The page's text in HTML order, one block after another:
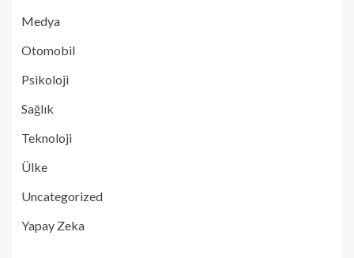
Medya
Otomobil
Psikoloji
Sağlık
Teknoloji
Ülke
Uncategorized
Yapay Zeka